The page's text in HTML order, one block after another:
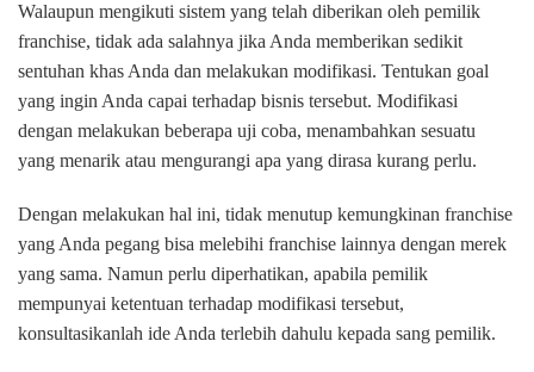
Walaupun mengikuti sistem yang telah diberikan oleh pemilik
franchise, tidak ada salahnya jika Anda memberikan sedikit
sentuhan khas Anda dan melakukan modifikasi. Tentukan goal
yang ingin Anda capai terhadap bisnis tersebut. Modifikasi
dengan melakukan beberapa uji coba, menambahkan sesuatu
yang menarik atau mengurangi apa yang dirasa kurang perlu.
Dengan melakukan hal ini, tidak menutup kemungkinan franchise
yang Anda pegang bisa melebihi franchise lainnya dengan merek
yang sama. Namun perlu diperhatikan, apabila pemilik
mempunyai ketentuan terhadap modifikasi tersebut,
konsultasikanlah ide Anda terlebih dahulu kepada sang pemilik.